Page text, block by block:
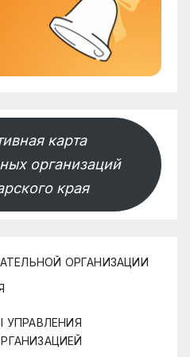
карта
организаций
края
ОРГАНИЗАЦИИ
УПРАВЛЕНИЯ